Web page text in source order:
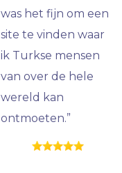
was het fijn om een
site te vinden waar
ik Turkse mensen
van over de hele
wereld kan
ontmoeten.”